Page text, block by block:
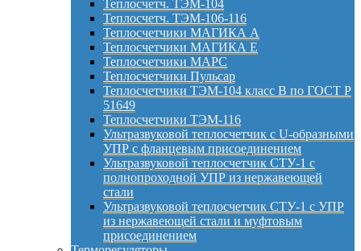
Теплосчетч. ТЭМ-104
Теплосчетч. ТЭМ-106-116
Теплосчетчики МАГИКА А
Теплосчетчики МАГИКА Е
Теплосчетчики МАРС
Теплосчетчики Пульсар
Теплосчетчики ТЭМ-104 класс B по ГОСТ Р
51649
Теплосчетчики ТЭМ-116
Ультразвуковой теплосчетчик с U-образными
УПР с фланцевым присоединением
Ультразвуковой теплосчетчик СТУ-1 с
полнопроходной УПР из нержавеющей
стали
Ультразвуковой теплосчетчик СТУ-1 с УПР
из нержавеющей стали и муфтовым
присоединением